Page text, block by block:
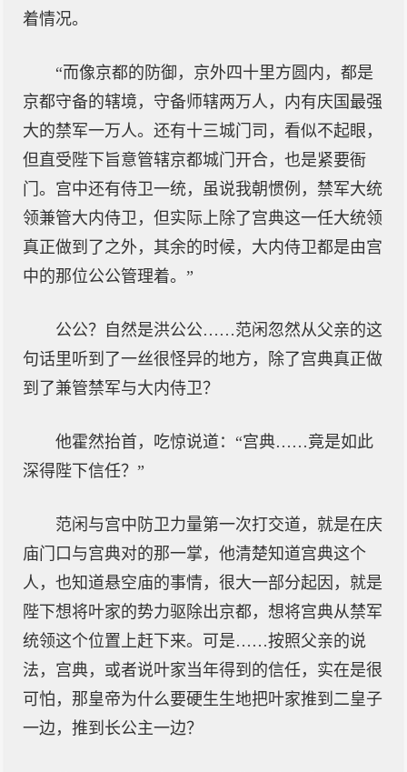
着情况。
“而像京都的防御，京外四十里方圆内，都是
京都守备的辖境，守备师辖两万人，内有庆国最强
大的禁军一万人。还有十三城门司，看似不起眼，
但直受陛下旨意管辖京都城门开合，也是紧要衙
门。宫中还有侍卫一统，虽说我朝惯例，禁军大统
领兼管大内侍卫，但实际上除了宫典这一任大统领
真正做到了之外，其余的时候，大内侍卫都是由宫
中的那位公公管理着。”
公公？自然是洪公公……范闲忽然从父亲的这
句话里听到了一丝很怪异的地方，除了宫典真正做
到了兼管禁军与大内侍卫？
他霍然抬首，吃惊说道：“宫典……竟是如此
深得陛下信任？”
范闲与宫中防卫力量第一次打交道，就是在庆
庙门口与宫典对的那一掌，他清楚知道宫典这个
人，也知道悬空庙的事情，很大一部分起因，就是
陛下想将叶家的势力驱除出京都，想将宫典从禁军
统领这个位置上赶下来。可是……按照父亲的说
法，宫典，或者说叶家当年得到的信任，实在是很
可怕，那皇帝为什么要硬生生地把叶家推到二皇子
一边，推到长公主一边？